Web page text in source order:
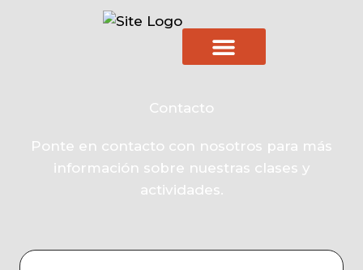
Contacto
Ponte en contacto con nosotros para más
información sobre nuestras clases y
actividades.